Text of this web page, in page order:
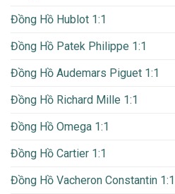
Đồng Hồ Hublot 1:1
Đồng Hồ Patek Philippe 1:1
Đồng Hồ Audemars Piguet 1:1
Đồng Hồ Richard Mille 1:1
Đồng Hồ Omega 1:1
Đồng Hồ Cartier 1:1
Đồng Hồ Vacheron Constantin 1:1